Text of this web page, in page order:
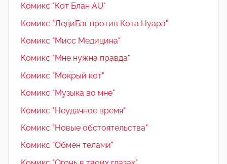
Комикс "Кот Блан AU"
Комикс "ЛедиБаг против Кота Нуара"
Комикс "Мисс Медицина"
Комикс "Мне нужна правда"
Комикс "Мокрый кот"
Комикс "Музыка во мне"
Комикс "Неудачное время"
Комикс "Новые обстоятельства"
Комикс "Обмен телами"